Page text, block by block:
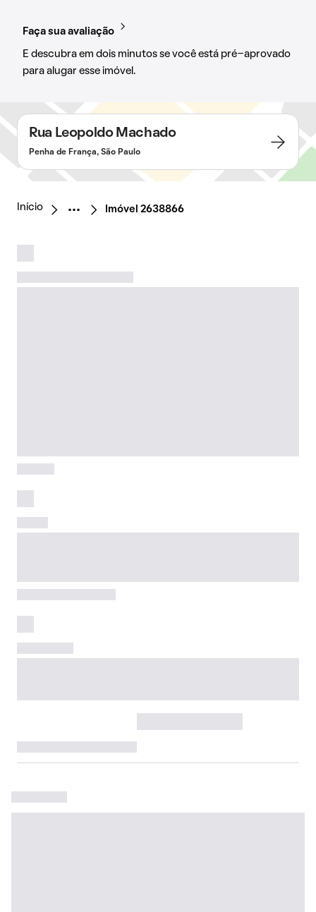
Faça sua avaliação
E descubra em dois minutos se você está pré-aprovado
para alugar esse imóvel.
Rua Leopoldo Machado
Penha de França, São Paulo
Início Imóvel 2638866